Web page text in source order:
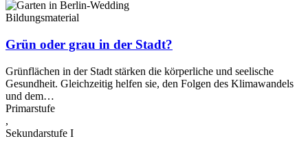
Bildungsmaterial
Grün oder grau in der Stadt?
Grünflächen in der Stadt stärken die körperliche und seelische
Gesundheit. Gleichzeitig helfen sie, den Folgen des Klimawandels
und dem…
Primarstufe
,
Sekundarstufe I